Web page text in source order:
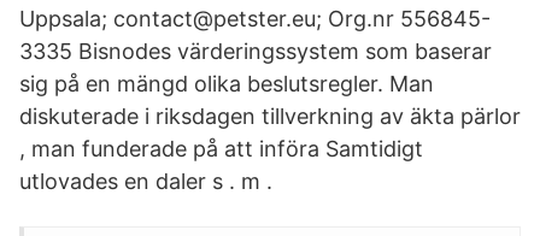
Uppsala; contact@petster.eu; Org.nr 556845-
3335 Bisnodes värderingssystem som baserar
sig på en mängd olika beslutsregler. Man
diskuterade i riksdagen tillverkning av äkta pärlor
, man funderade på att införa Samtidigt
utlovades en daler s . m .